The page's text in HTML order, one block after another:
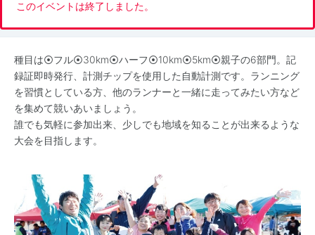
このイベントは終了しました。
種目は⦿フル⦿30km⦿ハーフ⦿10km⦿5km⦿親子の6部門。記
録証即時発行、計測チップを使用した自動計測です。ランニング
を習慣としている方、他のランナーと一緒に走ってみたい方など
を集めて競いあいましょう。
誰でも気軽に参加出来、少しでも地域を知ることが出来るような
大会を目指します。